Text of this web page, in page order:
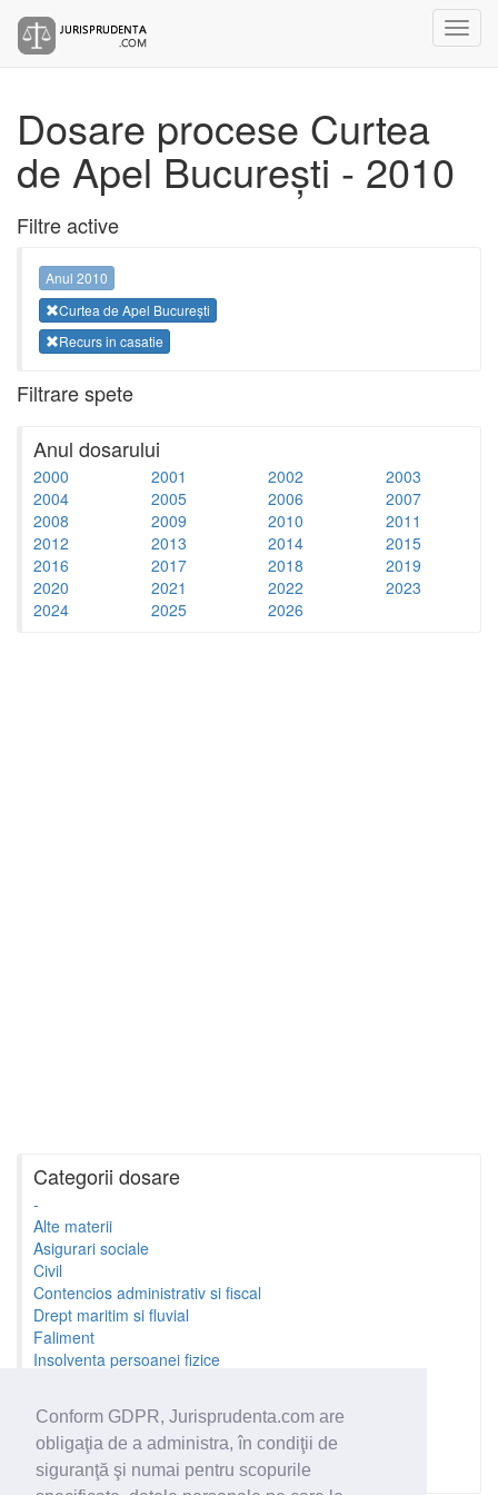
Conform GDPR, Jurisprudenta.com are
obligaţia de a administra, în condiţii de
siguranţă şi numai pentru scopurile
Dosare procese Curtea
de Apel București - 2010
Filtre active
Anul 2010
Curtea de Apel București
Recurs in casatie
Filtrare spete
Anul dosarului
2000 2001 2002
2003
2004
2005 2006
2007
2008
2009 2010
2011
2012
2013 2014
2015
2016
2017 2018
2019
2020
2021 2022
2023
2024
2025 2026
Categorii dosare
-
Alte materii
Asigurari sociale
Civil
Contencios administrativ si fiscal
Drept maritim si fluvial
Faliment
Insolventa persoanei fizice
Minori si familie
Penal
Proprietate Intelectuala